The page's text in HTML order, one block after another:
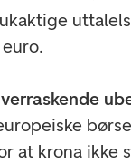
at krona ikke